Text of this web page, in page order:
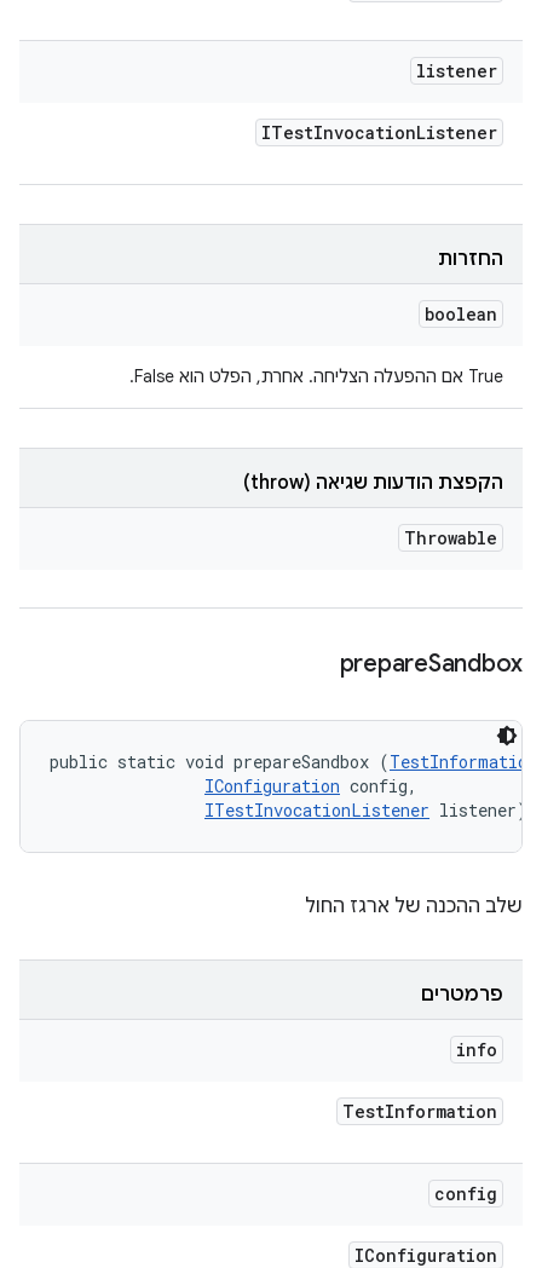
listener
ITestInvocationListener
החזרות
boolean
‫True אם ההפעלה הצליחה. אחרת, הפלט הוא False.
הקפצת הודעות שגיאה (throw)
Throwable
prepareSandbox
public static void prepareSandbox (TestInformation
IConfiguration config,
ITestInvocationListener listener)
שלב ההכנה של ארגז החול
פרמטרים
info
TestInformation
config
IConfiguration